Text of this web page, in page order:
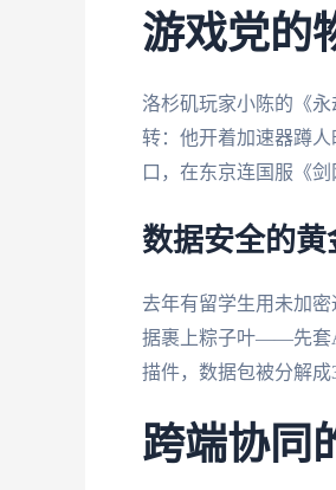
游戏党的
洛杉矶玩家小陈的《
转：他开着加速器蹲
口，在东京连国服《
数据安全的黄
去年有留学生用未加
据裹上粽子叶——先套
描件，数据包被分解
跨端协同